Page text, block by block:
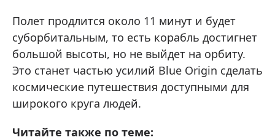
Полет продлится около 11 минут и будет
суборбитальным, то есть корабль достигнет
большой высоты, но не выйдет на орбиту.
Это станет частью усилий Blue Origin сделать
космические путешествия доступными для
широкого круга людей.
Читайте также по теме: